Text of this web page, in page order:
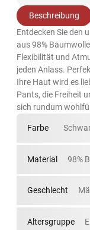
Beschreibung
Entdecken Sie den
aus 98%
Flexibilität und
jeden Anlass.
Ihre Haut wird es
Pants, die Freiheit
sich rundum
Farbe
Material 98%
Geschlecht
Altersgruppe